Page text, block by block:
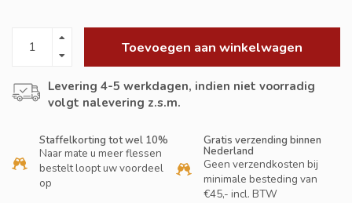
Toevoegen aan winkelwagen
Levering 4-5 werkdagen, indien niet voorradig
volgt nalevering z.s.m.
Staffelkorting tot wel 10%
Naar mate u meer flessen
bestelt loopt uw voordeel
op
Gratis verzending binnen
Nederland
Geen verzendkosten bij
minimale besteding van
€45,- incl. BTW